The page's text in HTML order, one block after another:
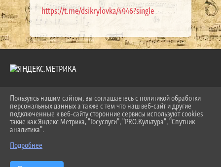
https://t.me/dsikrylovka/4946?single
2026 Г. LKDSHI.RU
ВХОД
КАРТА САЙТА
ПОЛИТИКА ОБРАБОТКИ ПЕРСОНАЛЬНЫХ ДАННЫХ
СДЕЛАНО НА KUBCMS
Пользуясь нашим сайтом, вы соглашаетесь с политикой обработки
персональных данных а также с тем что наш веб-сайт и другие
подключенные к веб-сайту сторонние сервисы используют cookies
такие как Яндекс Метрика, "Госуслуги", "PRO.Культура", "Спутник
аналитика".
Подробнее